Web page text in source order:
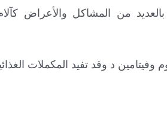
من المشاكل والأعراض
د وقد تفيد المكملات